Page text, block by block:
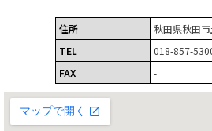
住所
秋田県秋田
TEL
018-857-
FAX
-